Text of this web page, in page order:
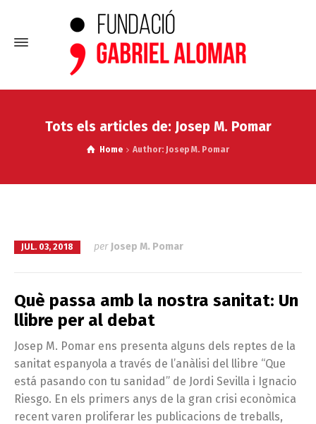
Tots els articles de: Josep M. Pomar
Home Author: Josep M. Pomar
JUL. 03, 2018 per Josep M. Pomar
Què passa amb la nostra sanitat: Un
llibre per al debat
Josep M. Pomar ens presenta alguns dels reptes de la
sanitat espanyola a través de l’anàlisi del llibre “Que
está pasando con tu sanidad” de Jordi Sevilla i Ignacio
Riesgo. En els primers anys de la gran crisi econòmica
recent varen proliferar les publicacions de treballs,